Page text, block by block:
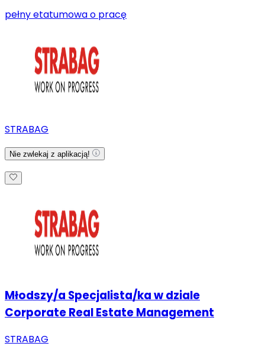
pełny etatumowa o pracę
STRABAG
Nie zwlekaj z aplikacją!
Młodszy/a Specjalista/ka w dziale
Corporate Real Estate Management
STRABAG